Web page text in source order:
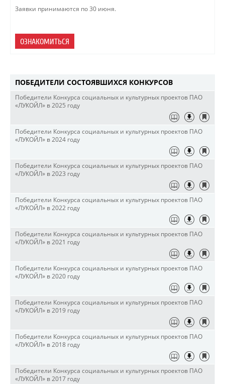
Заявки принимаются по 30 июня.
ОЗНАКОМИТЬСЯ
ПОБЕДИТЕЛИ СОСТОЯВШИХСЯ КОНКУРСОВ
Победители Конкурса социальных и культурных проектов ПАО
«ЛУКОЙЛ» в 2025 году
Победители Конкурса социальных и культурных проектов ПАО
«ЛУКОЙЛ» в 2024 году
Победители Конкурса социальных и культурных проектов ПАО
«ЛУКОЙЛ» в 2023 году
Победители Конкурса социальных и культурных проектов ПАО
«ЛУКОЙЛ» в 2022 году
Победители Конкурса социальных и культурных проектов ПАО
«ЛУКОЙЛ» в 2021 году
Победители Конкурса социальных и культурных проектов ПАО
«ЛУКОЙЛ» в 2020 году
Победители Конкурса социальных и культурных проектов ПАО
«ЛУКОЙЛ» в 2019 году
Победители Конкурса социальных и культурных проектов ПАО
«ЛУКОЙЛ» в 2018 году
Победители Конкурса социальных и культурных проектов ПАО
«ЛУКОЙЛ» в 2017 году